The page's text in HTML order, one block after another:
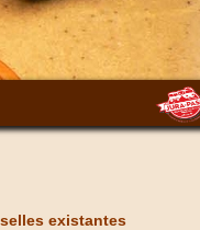
existantes